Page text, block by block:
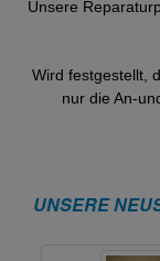
Unsere
Wird festgestellt,
nur die An-
UNSERE